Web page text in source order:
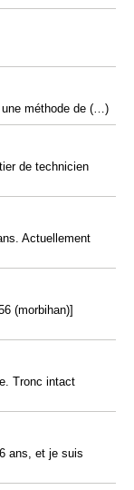
une méthode de (…)
de technicien
Actuellement
(morbihan)]
Tronc intact
ans, et je suis